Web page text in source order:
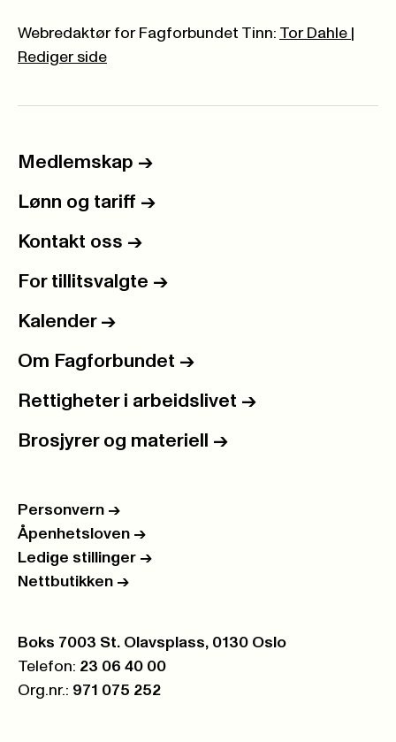
Webredaktør for Fagforbundet Tinn: Tor Dahle
Rediger side
Medlemskap ->
Lønn og tariff ->
Kontakt oss ->
For tillitsvalgte ->
Kalender ->
Om Fagforbundet ->
Rettigheter i arbeidslivet ->
Brosjyrer og materiell ->
Personvern ->
Åpenhetsloven ->
Ledige stillinger ->
Nettbutikken ->
Postboks:
Boks 7003 St. Olavsplass, 0130 Oslo
Telefon: 23 06 40 00
Org.nr.: 971 075 252